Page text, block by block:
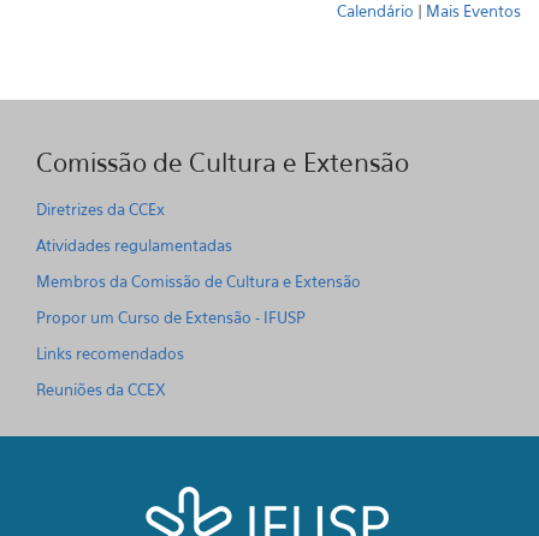
Calendário | Mais Eventos
Comissão de Cultura e Extensão
Diretrizes da CCEx
Atividades regulamentadas
Membros da Comissão de Cultura e Extensão
Propor um Curso de Extensão - IFUSP
Links recomendados
Reuniões da CCEX